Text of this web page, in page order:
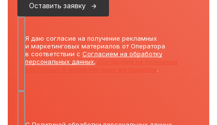
Оставить заявку
Я даю согласие на получение рекламных
и маркетинговых материалов от Оператора
в соответствии с Согласием на обработку
персональных данных,
.